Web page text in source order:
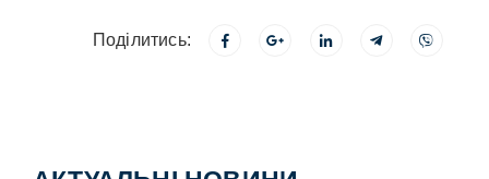
Поділитись: